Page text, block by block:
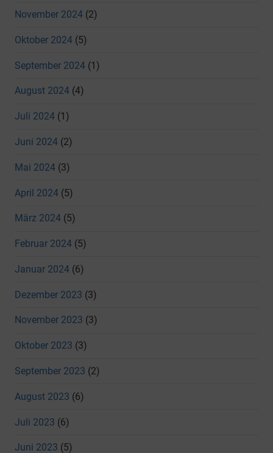
November 2024 (2)
Oktober 2024 (5)
September 2024 (1)
August 2024 (4)
Juli 2024 (1)
Juni 2024 (2)
Mai 2024 (3)
April 2024 (5)
März 2024 (5)
Februar 2024 (5)
Januar 2024 (6)
Dezember 2023 (3)
November 2023 (3)
Oktober 2023 (3)
September 2023 (2)
August 2023 (6)
Juli 2023 (6)
Juni 2023 (5)